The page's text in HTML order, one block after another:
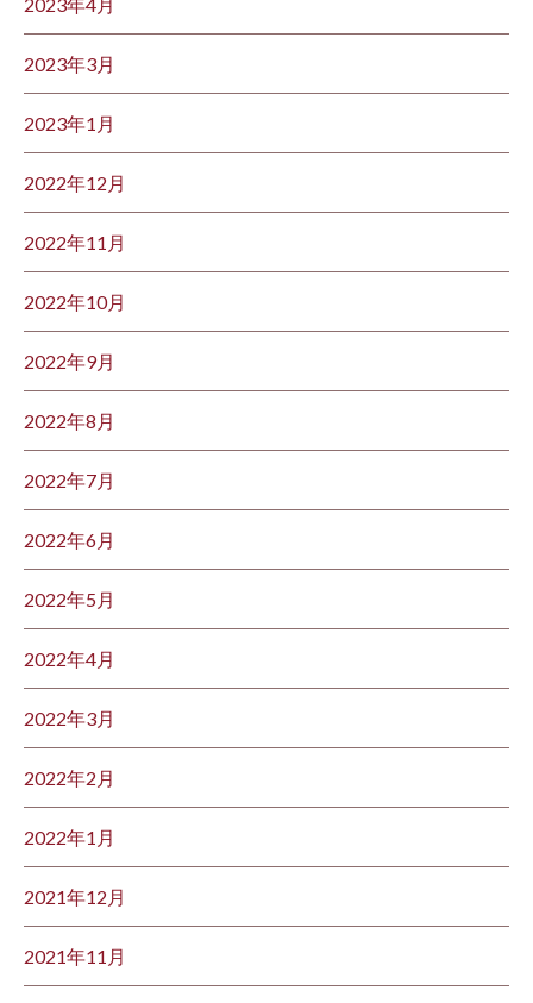
2023年3月
2023年1月
2022年12月
2022年11月
2022年10月
2022年9月
2022年8月
2022年7月
2022年6月
2022年5月
2022年4月
2022年3月
2022年2月
2022年1月
2021年12月
2021年11月